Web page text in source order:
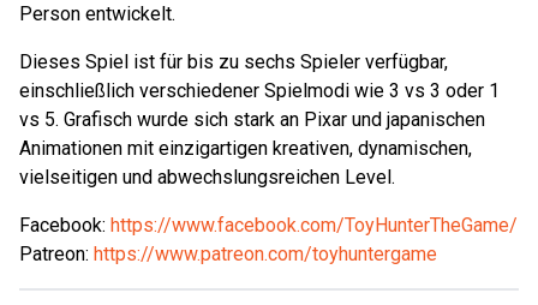
Person entwickelt.
Dieses Spiel ist für bis zu sechs Spieler verfügbar,
einschließlich verschiedener Spielmodi wie 3 vs 3 oder 1
vs 5. Grafisch wurde sich stark an Pixar und japanischen
Animationen mit einzigartigen kreativen, dynamischen,
vielseitigen und abwechslungsreichen Level.
Facebook: https://www.facebook.com/ToyHunterTheGame/
Patreon: https://www.patreon.com/toyhuntergame